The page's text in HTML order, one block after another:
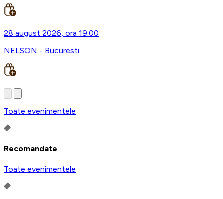
28 august 2026, ora 19:00
NELSON - Bucuresti
Toate evenimentele
Recomandate
Toate evenimentele